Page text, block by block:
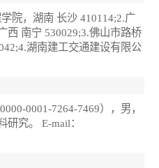
院，湖南 长沙 410114;2.广
西 南宁 530029;3.佛山市路桥
湖南建工交通建设有限公
0001-7264-7469），男，
究。 E-mail：